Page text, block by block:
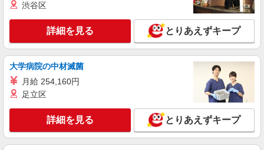
派遣社員 紹介予定派遣
人気機種に詳しくなれる携帯販売
【Y!mobile】
時給1400円〜1450円（経験・能力による） ※
残業代支給 ★交通費別途支給（規定あり） ゜
+゜・。○。・゜+゜・。○。・゜+゜ 入社祝い金10
万円支給(規定有) お友達を紹介頂くと, インセンテ
有）★ ゜・。○。・゜+゜・。○。・゜+゜
キープ 詳細を見る
派遣社員 紹介予定派遣
株式会社シエロ
渋谷区
詳細を見る とりあえずキープ
大学病院の中材滅菌
月給 254,160円
足立区
詳細を見る とりあえずキープ